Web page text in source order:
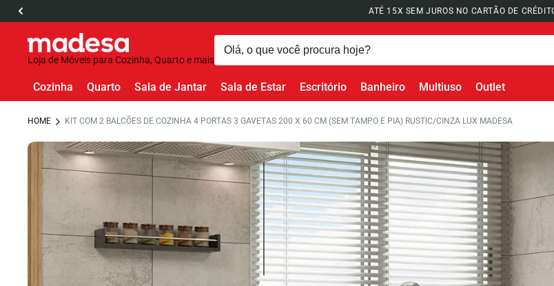
12% OFF À VISTA NO PIX
Loja de Móveis para Cozinha, Quarto e mais
Cozinha Quarto Sala de Jantar Sala de Estar Escritório Banheiro Multiuso Outlet
HOME KIT COM 2 BALCÕES DE COZINHA 4 PORTAS 3 GAVETAS 200 X 60 CM (SEM TAMPO E PIA) RUSTIC/CINZA LUX MADESA